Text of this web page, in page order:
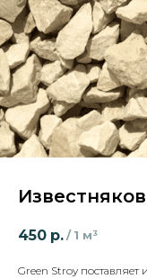
450 р. / 1 м³
Green Stroy